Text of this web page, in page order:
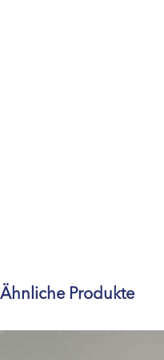
Ähnliche Produkte